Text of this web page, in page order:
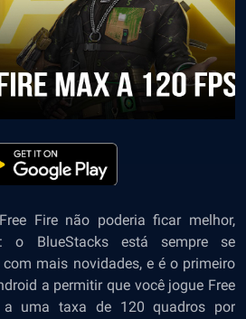
Fire não poderia ficar melhor,
o BlueStacks está sempre se
mais novidades, e é o primeiro
a permitir que você jogue Free
uma taxa de 120 quadros por